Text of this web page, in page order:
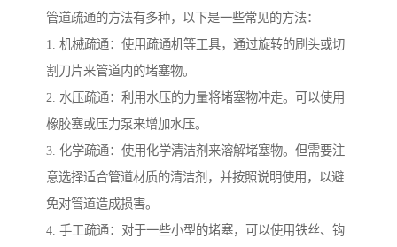
管道疏通的方法有多种，以下是一些常见的方法：
1. 机械疏通：使用疏通机等工具，通过旋转的刷头或切
割刀片来管道内的堵塞物。
2. 水压疏通：利用水压的力量将堵塞物冲走。可以使用
橡胶塞或压力泵来增加水压。
3. 化学疏通：使用化学清洁剂来溶解堵塞物。但需要注
意选择适合管道材质的清洁剂，并按照说明使用，以避
免对管道造成损害。
4. 手工疏通：对于一些小型的堵塞，可以使用铁丝、钩